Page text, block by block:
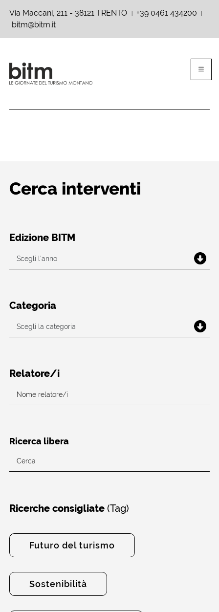
Via Maccani, 211 - 38121 TRENTO +39 0461 434200
bitm@bitm.it
Cerca interventi
Edizione BITM
Categoria
Relatore/i
Ricerca libera
Ricerche consigliate(Tag)
Futuro del turismo
Sostenibilità